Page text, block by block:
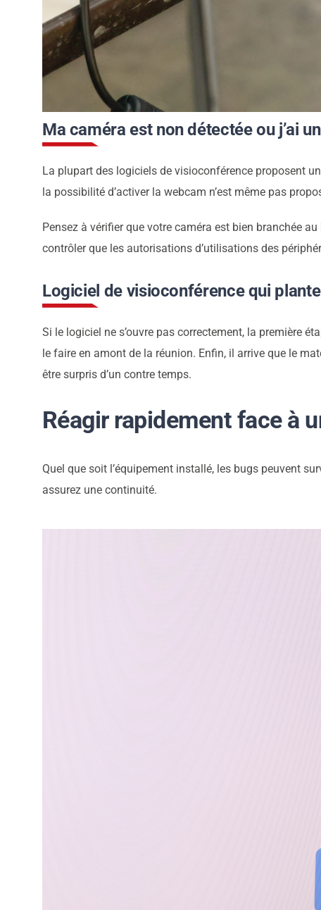
Ma caméra est non détectée ou j’ai
La plupart des logiciels de visioconférence proposent
la possibilité d’activer la webcam n’est même pas
Pensez à vérifier que votre caméra est bien branchée
contrôler que les autorisations d’utilisations des
Logiciel de visioconférence qui plante
Si le logiciel ne s’ouvre pas correctement, la première
le faire en amont de la réunion. Enfin, il arrive que le
être surpris d’un contre temps.
Réagir rapidement face à
Quel que soit l’équipement installé, les bugs peuvent
assurez une continuité.